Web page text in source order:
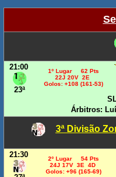
21:00
23ª
1º Lugar 62 Pts
22J 20V 2E
Golos: +108 (161-53)
Árbitros:
3ª Divisão
21:30
2º Lugar 54 Pts
24J 17V 3E 4D
Golos: +96 (165-69)